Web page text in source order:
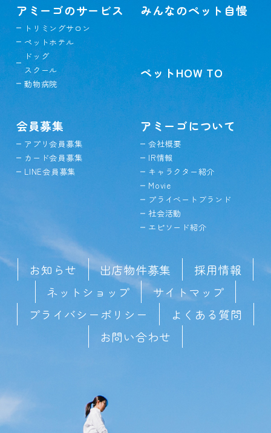
アミーゴのサービス
トリミングサロン
ペットホテル
ドッグ
スクール
動物病院
みんなのペット自慢
ペットHOW TO
会員募集
アプリ会員募集
カード会員募集
LINE会員募集
アミーゴについて
会社概要
IR情報
キャラクター紹介
Movie
プライベートブランド
社会活動
エピソード紹介
お知らせ 出店物件募集
採用情報
ネットショップ
サイトマップ
プライバシーポリシー
よくある質問
お問い合わせ